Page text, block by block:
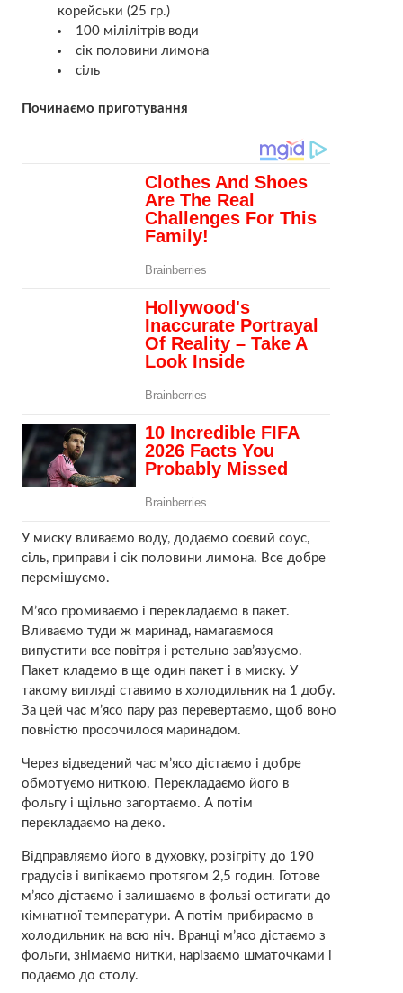
корейськи (25 гр.)
100 мілілітрів води
сік половини лимона
сіль
Починаємо приготування
У миску вливаємо воду, додаємо соєвий соус,
сіль, приправи і сік половини лимона. Все добре
перемішуємо.
М’ясо промиваємо і перекладаємо в пакет.
Вливаємо туди ж маринад, намагаємося
випустити все повітря і ретельно зав’язуємо.
Пакет кладемо в ще один пакет і в миску. У
такому вигляді ставимо в холодильник на 1 добу.
За цей час м’ясо пару раз перевертаємо, щоб воно
повністю просочилося маринадом.
Через відведений час м’ясо дістаємо і добре
обмотуємо ниткою. Перекладаємо його в
фольгу і щільно загортаємо. А потім
перекладаємо на деко.
Відправляємо його в духовку, розігріту до 190
градусів і випікаємо протягом 2,5 годин. Готове
м’ясо дістаємо і залишаємо в фользі остигати до
кімнатної температури. А потім прибираємо в
холодильник на всю ніч. Вранці м’ясо дістаємо з
фольги, знімаємо нитки, нарізаємо шматочками і
подаємо до столу.